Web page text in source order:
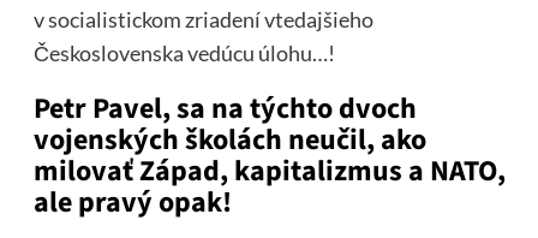
v socialistickom zriadení vtedajšieho
Československa vedúcu úlohu…!
Petr Pavel, sa na týchto dvoch
vojenských školách neučil, ako
milovať Západ, kapitalizmus a NATO,
ale pravý opak!